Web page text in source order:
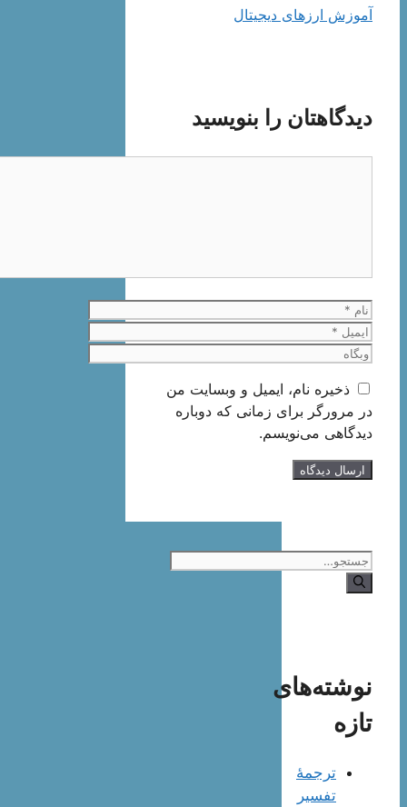
آموزش ارزهای دیجیتال
دیدگاهتان را بنویسید
نام
ایمیل
وبگاه
ذخیره نام، ایمیل و وبسایت من
در مرورگر برای زمانی که دوباره
دیدگاهی می‌نویسم.
جستجوی
نوشته‌های
تازه
ترجمۀ
تفسیر